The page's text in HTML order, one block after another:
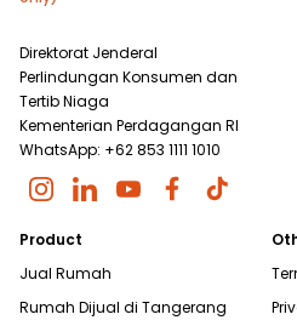
Direktorat Jenderal
Perlindungan Konsumen dan
Tertib Niaga
Kementerian Perdagangan RI
WhatsApp: +62 853 1111 1010
Product
Jual Rumah
Rumah Dijual di Tangerang